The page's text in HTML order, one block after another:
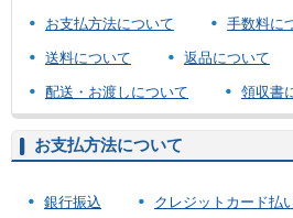
お支払方法について 手数料に
送料について 返品について
配送・お渡しについて 領収書
お支払方法について
銀行振込 クレジットカード払